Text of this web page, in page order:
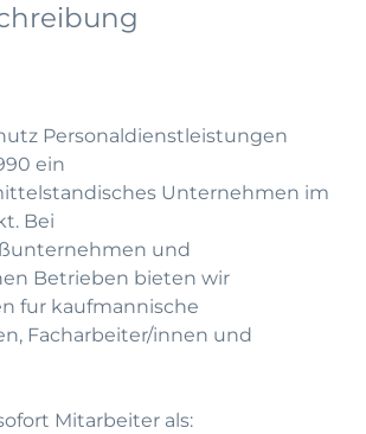
Personaldienstleistungen
ein
Unternehmen im
Bei
und
Betrieben bieten wir
fur kaufmannische
Facharbeiter/innen und
Mitarbeiter als: